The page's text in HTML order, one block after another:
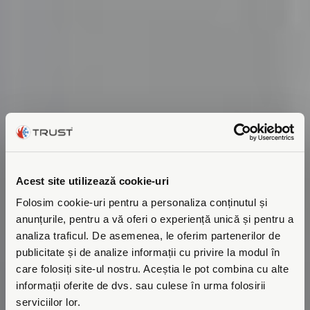
Acest site utilizează cookie-uri
Folosim cookie-uri pentru a personaliza conținutul și
anunțurile, pentru a vă oferi o experiență unică și pentru a
analiza traficul. De asemenea, le oferim partenerilor de
publicitate și de analize informații cu privire la modul în
care folosiți site-ul nostru. Aceștia le pot combina cu alte
informații oferite de dvs. sau culese în urma folosirii
serviciilor lor.
Pompe de
caldura din
Suedia